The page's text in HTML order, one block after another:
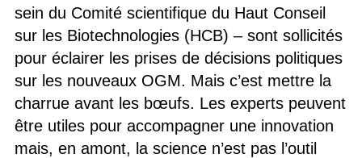
sein du Comité scientifique du Haut Conseil
sur les Biotechnologies (HCB) – sont sollicités
pour éclairer les prises de décisions politiques
sur les nouveaux OGM. Mais c’est mettre la
charrue avant les bœufs. Les experts peuvent
être utiles pour accompagner une innovation
mais, en amont, la science n’est pas l’outil